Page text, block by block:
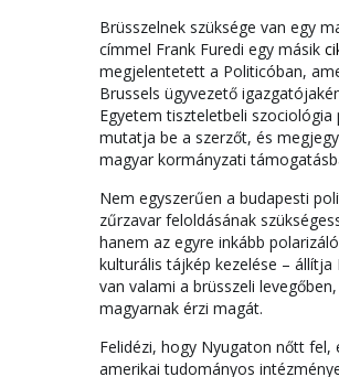
Brüsszelnek szüksége van egy
címmel Frank Furedi egy másik
megjelentetett a Politicóban,
Brussels ügyvezető
Egyetem tiszteletbeli
mutatja be a szerzőt, és
magyar kormányzati
Nem egyszerűen a budapesti
zűrzavar feloldásának
hanem az egyre inkább
kulturális tájkép kezelése – állítja
van valami a brüsszeli
magyarnak érzi magát.
Felidézi, hogy Nyugaton nőtt fel,
amerikai tudományos